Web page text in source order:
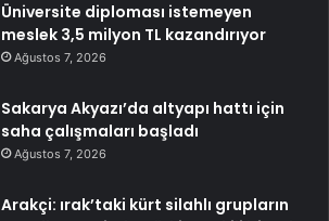
Üniversite diploması istemeyen
meslek 3,5 milyon TL kazandırıyor
Ağustos 7, 2026
Sakarya Akyazı’da altyapı hattı için
saha çalışmaları başladı
Ağustos 7, 2026
Arakçi: ırak’taki kürt silahlı grupların